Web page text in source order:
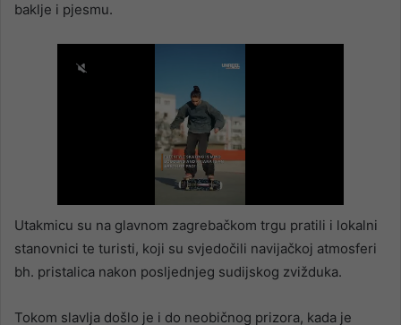
baklje i pjesmu.
Utakmicu su na glavnom zagrebačkom trgu pratili i lokalni
stanovnici te turisti, koji su svjedočili navijačkoj atmosferi
bh. pristalica nakon posljednjeg sudijskog zvižduka.
Tokom slavlja došlo je i do neobičnog prizora, kada je